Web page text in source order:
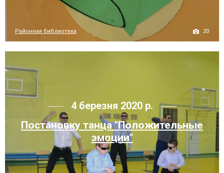
Районная библиотека 20
4 березня 2020 р.
Постановку танца "Положительные
эмоции"